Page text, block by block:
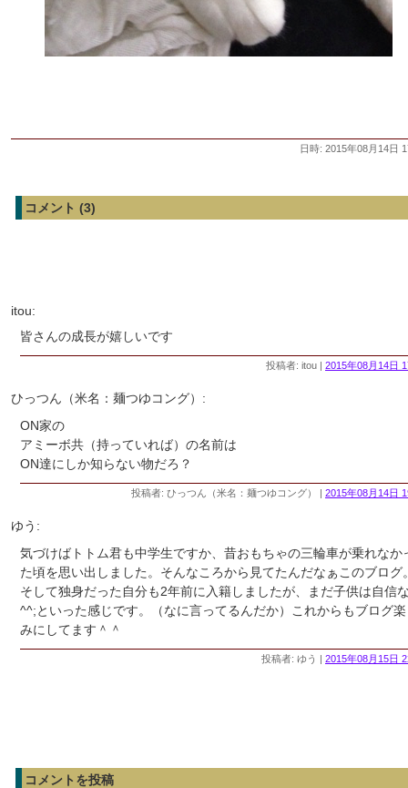
日時: 2015年08月14日
コメント (3)
itou:
皆さんの成長が嬉しいです
投稿者: itou | 2015年08月14日
ひっつん（米名：麺つゆコング）:
ON家の
アミーボ共（持っていれば）の名前は
ON達にしか知らない物だろ？
投稿者: ひっつん（米名：麺つゆコング） | 2015年08月14日
ゆう:
気づけばトトム君も中学生ですか、昔おもちゃの三輪車が乗れなか
た頃を思い出しました。そんなころから見てたんだなぁこのブログ
そして独身だった自分も2年前に入籍しましたが、まだ子供は自信
^^;といった感じです。（なに言ってるんだか）これからもブログ
みにしてます＾＾
投稿者: ゆう | 2015年08月15日
コメントを投稿